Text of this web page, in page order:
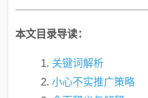
本文目录导读：
关键词解析
小心不实推广策略